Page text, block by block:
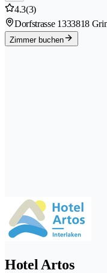
4.3(3)
Dorfstrasse 1333818
Zimmer buchen
Hotel Artos